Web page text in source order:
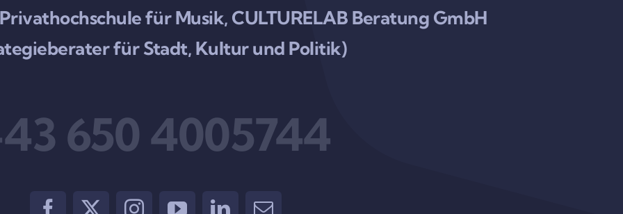
für Musik, CULTURELAB Beratung GmbH
für Stadt, Kultur und Politik)
650 4005744